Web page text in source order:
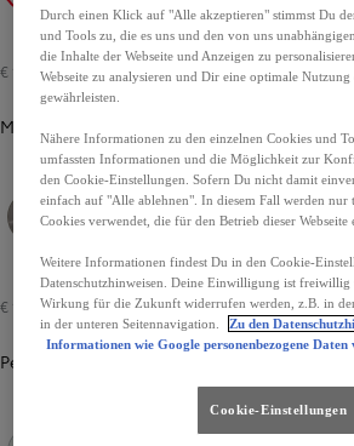
Pure White (040)Dark Grey (1L7)
€ 1.390
Metallic
€ 1.896
Pearl
Durch einen Klick auf "Alle akzeptieren" stimmst Du
und Tools zu, die es uns und den von uns
die Inhalte der Webseite und Anzeigen zu
Webseite zu analysieren und Dir eine optimale Nutzung
gewährleisten.
Nähere Informationen zu den einzelnen Cookies und
umfassten Informationen und die Möglichkeit zur
den Cookie-Einstellungen. Sofern Du nicht damit
einfach auf "Alle ablehnen". In diesem Fall werden nur
Cookies verwendet, die für den Betrieb dieser Webseite
Weitere Informationen findest Du in den Cookie-
Datenschutzhinweisen. Deine Einwilligung ist
Wirkung für die Zukunft widerrufen werden, z.B. in
in der unteren Seitennavigation.
Zu den
Informationen wie Google personenbezogene Daten
Cookie-Einstellungen